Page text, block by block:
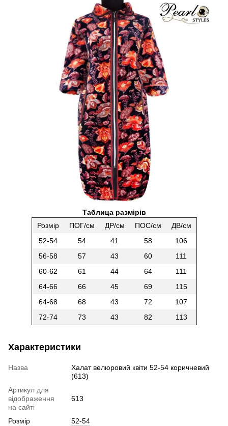
Таблица размірів
Розмір
ПОГ/см ДР/см ПОС/см
ДВ/см
52-54
54 41 58
106
56-58
57 43 60
111
60-62
61 44 64
111
64-66
66 45 69
115
64-68
68 43 72
107
72-74
73 43 82 113
Характеристики
Назва
Халат велюровий квіти 52-54 коричневий
(613)
Артикул для
відображення
на сайті
613
Розмір 52-54